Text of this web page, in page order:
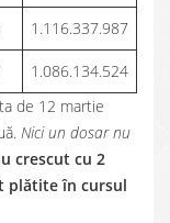
1.116.337.987
1.086.134.524
de 12 martie
Nici un dosar nu
crescut cu 2
plătite în cursul